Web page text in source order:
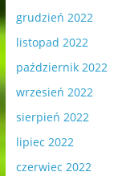
grudzień 2022
listopad 2022
październik 2022
wrzesień 2022
sierpień 2022
lipiec 2022
czerwiec 2022